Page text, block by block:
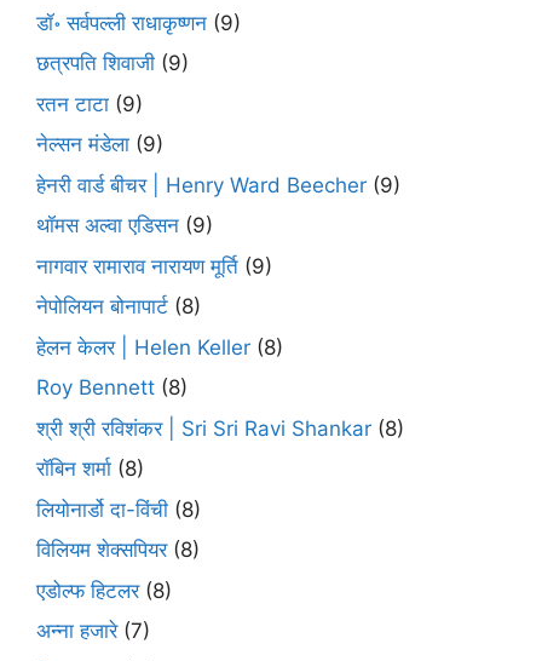
डॉ॰ सर्वपल्ली राधाकृष्णन (9)
छत्रपति शिवाजी (9)
रतन टाटा (9)
नेल्सन मंडेला (9)
हेनरी वार्ड बीचर | Henry Ward Beecher (9)
थॉमस अल्वा एडिसन (9)
नागवार रामाराव नारायण मूर्ति (9)
नेपोलियन बोनापार्ट (8)
हेलन केलर | Helen Keller (8)
Roy Bennett (8)
श्री श्री रविशंकर | Sri Sri Ravi Shankar (8)
रॉबिन शर्मा (8)
लियोनार्डो दा-विंची (8)
विलियम शेक्सपियर(8)
एडोल्फ हिटलर(8)
अन्ना हजारे(7)